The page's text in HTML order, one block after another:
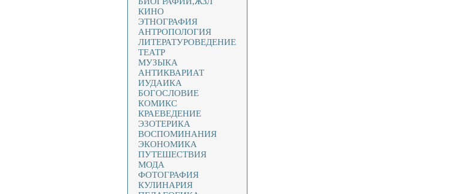
КИНО
ЭТНОГРАФИЯ
АНТРОПОЛОГИЯ
ЛИТЕРАТУРОВЕДЕНИЕ
ТЕАТР
МУЗЫКА
АНТИКВАРИАТ
ИУДАИКА
БОГОСЛОВИЕ
КОМИКС
КРАЕВЕДЕНИЕ
ЭЗОТЕРИКА
ВОСПОМИНАНИЯ
ЭКОНОМИКА
ПУТЕШЕСТВИЯ
МОДА
ФОТОГРАФИЯ
КУЛИНАРИЯ